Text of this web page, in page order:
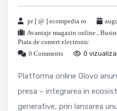
pr [ @ ] ecompedia ro
Avantaje magazin online ,
Piata de comert electronic
0 Comments
0
Platforma online Glovo
presa – integrarea in
generative, prin lansarea